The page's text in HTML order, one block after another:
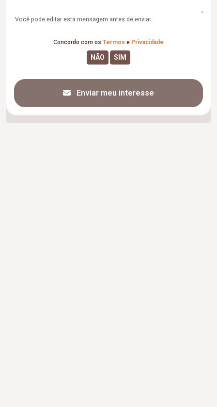
Você pode editar esta mensagem antes de enviar.
Concordo com os Termos e Privacidade
Enviar meu interesse